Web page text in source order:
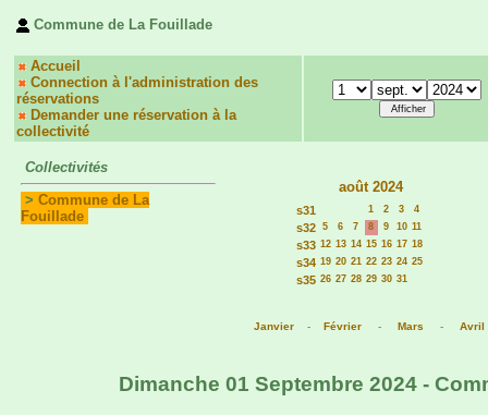
Commune de La Fouillade
Accueil
Connection à l'administration des
réservations
Demander une réservation à la
collectivité
Collectivités
> Commune de La
Fouillade
août 2024
s31 1 2 3 4
s32 5 6 7 8 9 10 11
s33 12 13 14 15 16 17 18
s34 19 20 21 22 23 24 25
s35 26 27 28 29 30 31
Janvier - Février - Mars - Avril
Dimanche 01 Septembre 2024 -